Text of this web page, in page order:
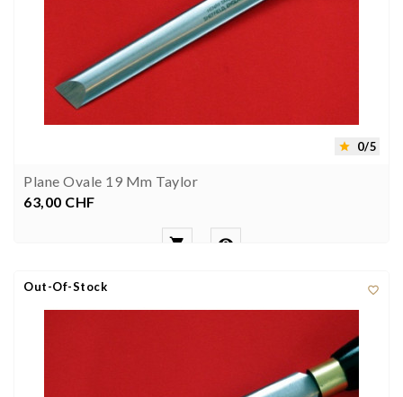
 0/5
Plane Ovale 19 Mm Taylor
Preis
63,00 CHF
 

Out-Of-Stock